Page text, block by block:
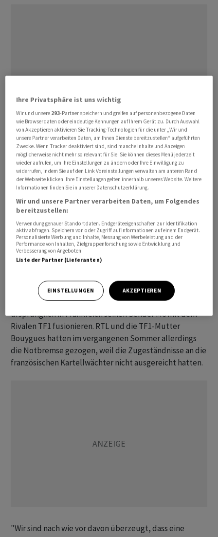
Erneuter Rückschlag für die Europa-Strategie von RTL.
Der Behörde sei die starke Stellung der beiden Firmen
auf dem Markt für Fernsehwerbung ein Dorn im Auge,
teilte RTL am Montag mit. Sie kämen auf einen Anteil
RTL Nederland und Talpa Entgegenkommen
signalisiert, um den 2021 verkündeten Deal zu retten.
Die Bertelsmann-Tochter RTL will nationale Champions
im europäischen TV-Geschäft schmieden, um gegen die
internationale Streaming-Konkurrenz wie Netflix zu
bestehen. In diesem Rahmen wollte das Unternehmen
ursprünglich in Frankreich seinen Sender M6 mit dem
Rivalen TF1 fusionieren. RTL und die TF1-Mutter
Bouygues hatten im vergangenen Sommer allerdings
die Notbremse gezogen, weil die Zugeständnisse an die
französischen Kartellwächter nicht ausgereicht hatten.
"Wir sind nach wie vor davon überzeugt, dass eine
Ihre Privatsphäre ist uns wichtig
Wir und unsere 293-Partner speichern und greifen auf personenbezogene Daten
wie Browserdaten oder eindeutige Kennungen auf Ihrem Gerät zu. Durch Auswahl
von Akzeptieren aktivieren Sie Tracking-Technologien für die unter „Wir und
unsere Partner verarbeiten Daten, um Ihnen Dienste bereitzustellen“ aufgeführten
Zwecke. Wenn Tracker deaktiviert sind, sind manche Inhalte und Anzeigen
möglicherweise nicht mehr so relevant für Sie. Sie können dieses Menü jederzeit
wieder aufrufen, um Ihre Einstellungen zu ändern oder Ihre Einwilligung zu
widerrufen, indem Sie auf den Link Voreinstellungen verwalten am unteren Rand
der Webseite klicken. Ihre Einstellungen gelten innerhalb unseres Website. Weitere
Informationen finden Sie in unserer Datenschutzerklärung.
Wir und unsere Partner verarbeiten Daten, um Folgendes
bereitzustellen:
Verwendung genauer Standortdaten. Endgeräteeigenschaften zur Identifikation
aktiv abfragen. Speichern von oder Zugriff auf Informationen auf einem Endgerät.
Personalisierte Werbung und Inhalte, Messung von Werbeleistung und der
Performance von Inhalten, Zielgruppenforschung sowie Entwicklung und
Verbesserung von Angeboten.
Liste der Partner (Lieferanten)
EINSTELLUNGEN AKZEPTIEREN